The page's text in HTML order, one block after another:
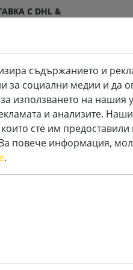
С DHL &
Аксесоари
съдържанието и
за социални медии и да
използването на нашия
и анализите.
сте им предоставили
За повече информация,
.